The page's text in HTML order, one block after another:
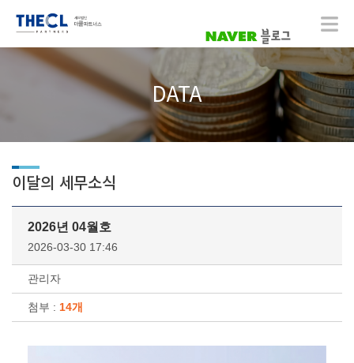
DATA
이달의 세무소식
2026년 04월호
2026-03-30 17:46
관리자
첨부 : 14개